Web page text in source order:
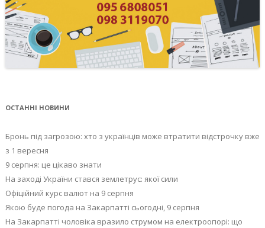
ОСТАННІ НОВИНИ
Бронь під загрозою: хто з українців може втратити відстрочку вже
з 1 вересня
9 серпня: це цікаво знати
На заході України стався землетрус: якої сили
Офіційний курс валют на 9 серпня
Якою буде погода на Закарпатті сьогодні, 9 серпня
На Закарпатті чоловіка вразило струмом на електроопорі: що